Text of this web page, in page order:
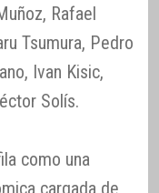
Rafael
Tsumura, Pedro
Ivan Kisic,
Solís.
como una
cargada de